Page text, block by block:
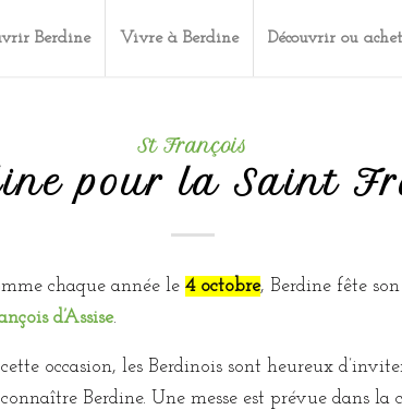
Berdine Vivre à Berdine Découvrir ou
St François
pour la Saint
chaque année le4 octobre, Berdine fête
d’Assise.
occasion, les Berdinois sont heureux
Berdine. Une messe est prévue dans